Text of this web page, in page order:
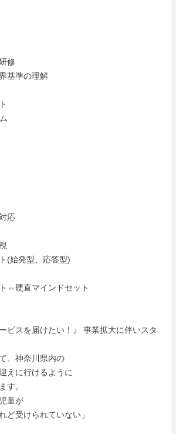
修
基準の理解
応
(始発型、応答型)
⇔硬直マインドセット
ビスを届けたい！』 事業拡大に伴いスタ
、神奈川県内の
えに行けるように
す。
童が
ど受けられていない」